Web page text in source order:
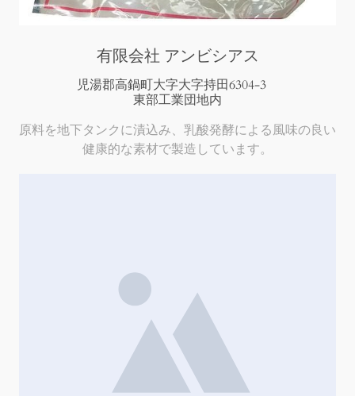
有限会社 アンビシアス
児湯郡高鍋町大字大字持田6304-3
東部工業団地内
原料を地下タンクに漬込み、乳酸発酵による風味の良い
健康的な素材で製造しています。